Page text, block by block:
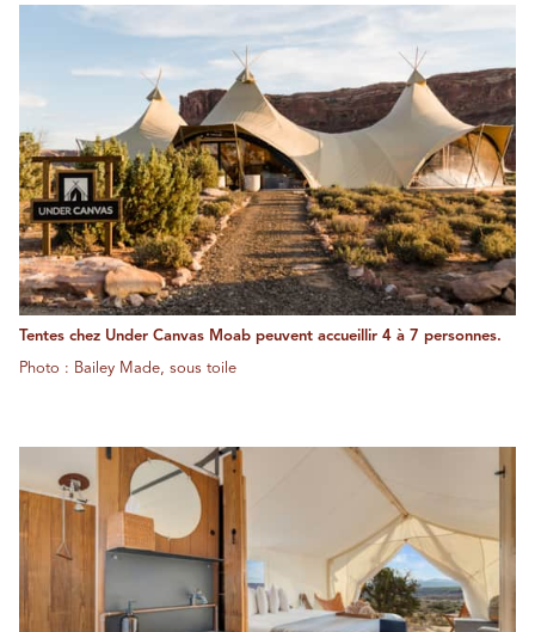
Tentes chez Under Canvas Moab peuvent accueillir 4 à 7 personnes.
Photo : Bailey Made, sous toile